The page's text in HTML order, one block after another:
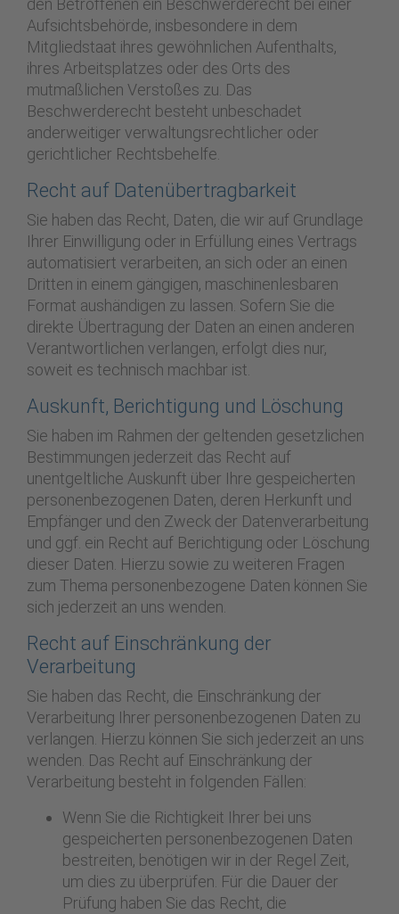
den Betroffenen ein Beschwerderecht bei einer
Aufsichtsbehörde, insbesondere in dem
Mitgliedstaat ihres gewöhnlichen Aufenthalts,
ihres Arbeitsplatzes oder des Orts des
mutmaßlichen Verstoßes zu. Das
Beschwerderecht besteht unbeschadet
anderweitiger verwaltungsrechtlicher oder
gerichtlicher Rechtsbehelfe.
Recht auf Daten­übertrag­barkeit
Sie haben das Recht, Daten, die wir auf Grundlage
Ihrer Einwilligung oder in Erfüllung eines Vertrags
automatisiert verarbeiten, an sich oder an einen
Dritten in einem gängigen, maschinenlesbaren
Format aushändigen zu lassen. Sofern Sie die
direkte Übertragung der Daten an einen anderen
Verantwortlichen verlangen, erfolgt dies nur,
soweit es technisch machbar ist.
Auskunft, Berichtigung und Löschung
Sie haben im Rahmen der geltenden gesetzlichen
Bestimmungen jederzeit das Recht auf
unentgeltliche Auskunft über Ihre gespeicherten
personenbezogenen Daten, deren Herkunft und
Empfänger und den Zweck der Datenverarbeitung
und ggf. ein Recht auf Berichtigung oder Löschung
dieser Daten. Hierzu sowie zu weiteren Fragen
zum Thema personenbezogene Daten können Sie
sich jederzeit an uns wenden.
Recht auf Einschränkung der
Verarbeitung
Sie haben das Recht, die Einschränkung der
Verarbeitung Ihrer personenbezogenen Daten zu
verlangen. Hierzu können Sie sich jederzeit an uns
wenden. Das Recht auf Einschränkung der
Verarbeitung besteht in folgenden Fällen:
Wenn Sie die Richtigkeit Ihrer bei uns
gespeicherten personenbezogenen Daten
bestreiten, benötigen wir in der Regel Zeit,
um dies zu überprüfen. Für die Dauer der
Prüfung haben Sie das Recht, die